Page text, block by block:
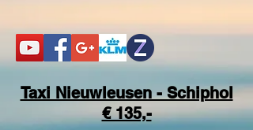
Taxi Nieuwleusen - Schiphol
€ 135,-